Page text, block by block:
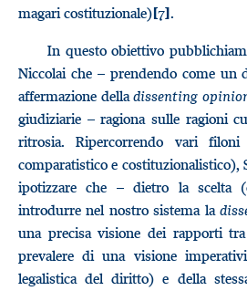
magari costituzionale)[7].
In questo obiettivo
Niccolai che – prendendo come un
affermazione delladissenting
giudiziarie – ragiona sulle ragioni
ritrosia. Ripercorrendo vari
comparatistico e costituzionalistico),
ipotizzare che – dietro la scelta
introdurre nel nostro sistema la
una precisa visione dei rapporti
prevalere di una visione
legalistica del diritto) e della